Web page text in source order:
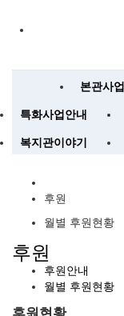
본관사
특화사업안내
복지관이야기
후원
월별 후원현황
후원
후원안내
월별 후원현황